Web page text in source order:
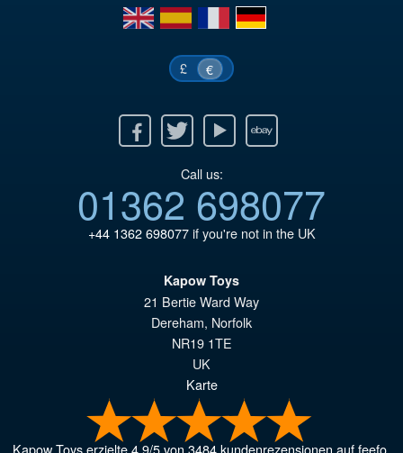
en
es fr de
£ €
Twitter Youtube Ebay
Call us:
01362 698077
+44 1362 698077if you're not in the UK
Kapow Toys
21 Bertie Ward Way
Dereham, Norfolk
NR19 1TE
UK
Karte
Kapow Toyserzielte4.9/5von3484kundenrezensionen auf feefo.